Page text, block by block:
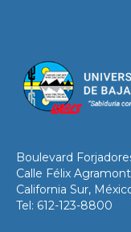
Boulevard
Calle Félix
California Sur,
Tel: 612-123-8800